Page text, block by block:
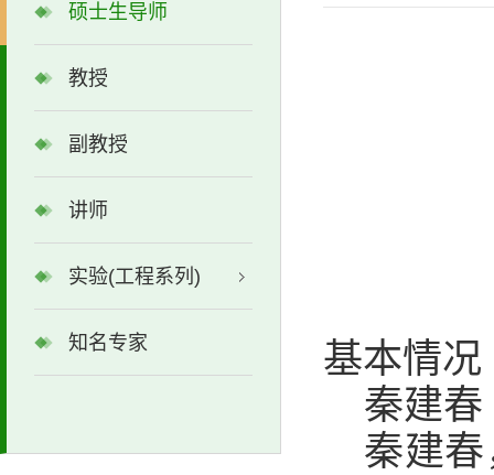
硕士生导师
教授
副教授
讲师
实验(工程系列)
知名专家
基本情况
秦建春
秦建